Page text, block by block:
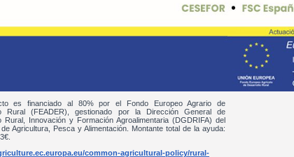
es financiado al 80% por el Fondo Europeo Agrario de
Rural (FEADER), gestionado por la Dirección General de
Rural, Innovación y Formación Agroalimentaria (DGDRIFA) del
de Agricultura, Pesca y Alimentación. Montante total de la ayuda:
common-agricultural-policy/rural-